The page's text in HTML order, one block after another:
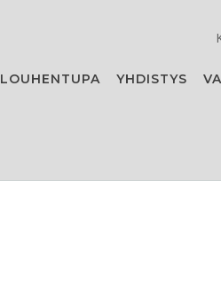
LOUHENTUPA YHDISTYS